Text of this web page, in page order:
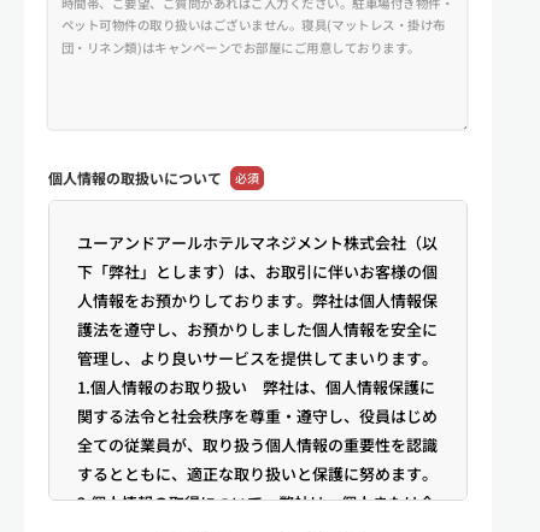
個人情報の取扱いについて 必須
ユーアンドアールホテルマネジメント株式会社（以
下「弊社」とします）は、お取引に伴いお客様の個
人情報をお預かりしております。弊社は個人情報保
護法を遵守し、お預かりしました個人情報を安全に
管理し、より良いサービスを提供してまいります。
1.個人情報のお取り扱い 弊社は、個人情報保護に
関する法令と社会秩序を尊重・遵守し、役員はじめ
全ての従業員が、取り扱う個人情報の重要性を認識
するとともに、適正な取り扱いと保護に努めます。
2.個人情報の取得について 弊社は、個人または企